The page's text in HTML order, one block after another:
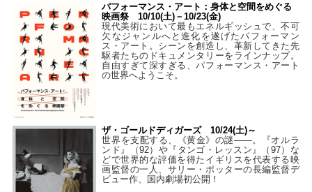
パフォーマンス・アート：身体と空間をめぐる
映画祭 10/10(土)－10/23(金)
現代美術において最もエネルギッシュで、不可
欠なジャンルへと進化を遂げたパフォーマン
ス・アート。シーンを創造し、革新してきた先
駆者たちのドキュメンタリーをラインナップ。
自由すぎて深すぎる、パフォーマンス・アート
の世界へようこそ。
ザ・ゴールドディガーズ 10/24(土)～
世界を支配する、《黄金》の謎――。『オルラ
ンド』（92）や『タンゴ・レッスン』（97）な
どで世界的な評価を得たイギリスを代表する映
画監督の一人、サリー・ポッターの長編監督デ
ビュー作、国内劇場初公開！